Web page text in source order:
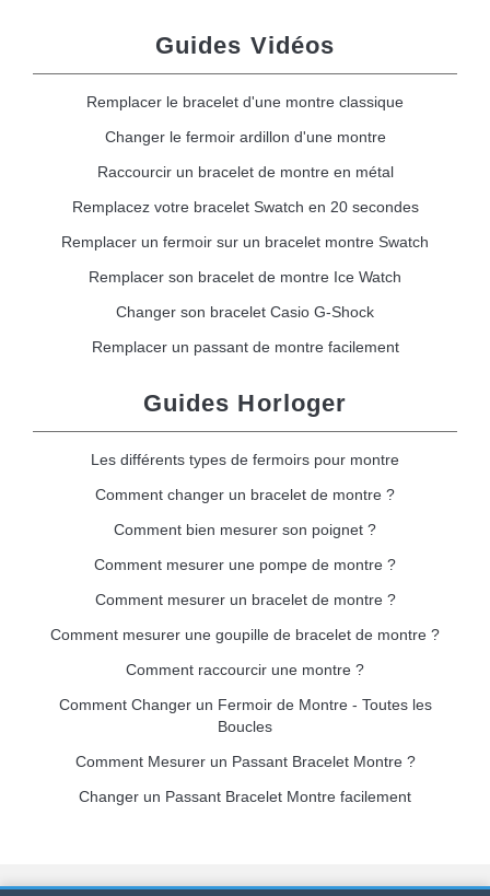
Guides Vidéos
Remplacer le bracelet d'une montre classique
Changer le fermoir ardillon d'une montre
Raccourcir un bracelet de montre en métal
Remplacez votre bracelet Swatch en 20 secondes
Remplacer un fermoir sur un bracelet montre Swatch
Remplacer son bracelet de montre Ice Watch
Changer son bracelet Casio G-Shock
Remplacer un passant de montre facilement
Guides Horloger
Les différents types de fermoirs pour montre
Comment changer un bracelet de montre ?
Comment bien mesurer son poignet ?
Comment mesurer une pompe de montre ?
Comment mesurer un bracelet de montre ?
Comment mesurer une goupille de bracelet de montre ?
Comment raccourcir une montre ?
Comment Changer un Fermoir de Montre - Toutes les
Boucles
Comment Mesurer un Passant Bracelet Montre ?
Changer un Passant Bracelet Montre facilement